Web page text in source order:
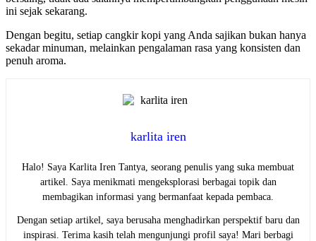
ini sejak sekarang.
Dengan begitu, setiap cangkir kopi yang Anda sajikan bukan hanya
sekadar minuman, melainkan pengalaman rasa yang konsisten dan
penuh aroma.
karlita iren
Halo! Saya Karlita Iren Tantya, seorang penulis yang suka membuat
artikel. Saya menikmati mengeksplorasi berbagai topik dan
membagikan informasi yang bermanfaat kepada pembaca.
Dengan setiap artikel, saya berusaha menghadirkan perspektif baru dan
inspirasi. Terima kasih telah mengunjungi profil saya! Mari berbagi